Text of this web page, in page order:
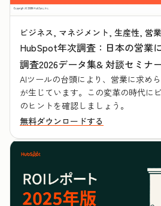
ビジネス, マネジメント, 生産性, 営業
HubSpot年次調査：日本の営業
調査2026データ集& 対談セミナ
AIツールの台頭により、営業に求め
が生じています。この変革の時代に
のヒントを確認しましょう。
無料ダウンロードする